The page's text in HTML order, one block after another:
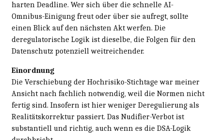
harten Deadline. Wer sich über die schnelle AI-
Omnibus-Einigung freut oder über sie aufregt, sollte
einen Blick auf den nächsten Akt werfen. Die
deregulatorische Logik ist dieselbe, die Folgen für den
Datenschutz potenziell weitreichender.
Einordnung
Die Verschiebung der Hochrisiko-Stichtage war meiner
Ansicht nach fachlich notwendig, weil die Normen nicht
fertig sind. Insofern ist hier weniger Deregulierung als
Realitätskorrektur passiert. Das Nudifier-Verbot ist
substantiell und richtig, auch wenn es die DSA-Logik